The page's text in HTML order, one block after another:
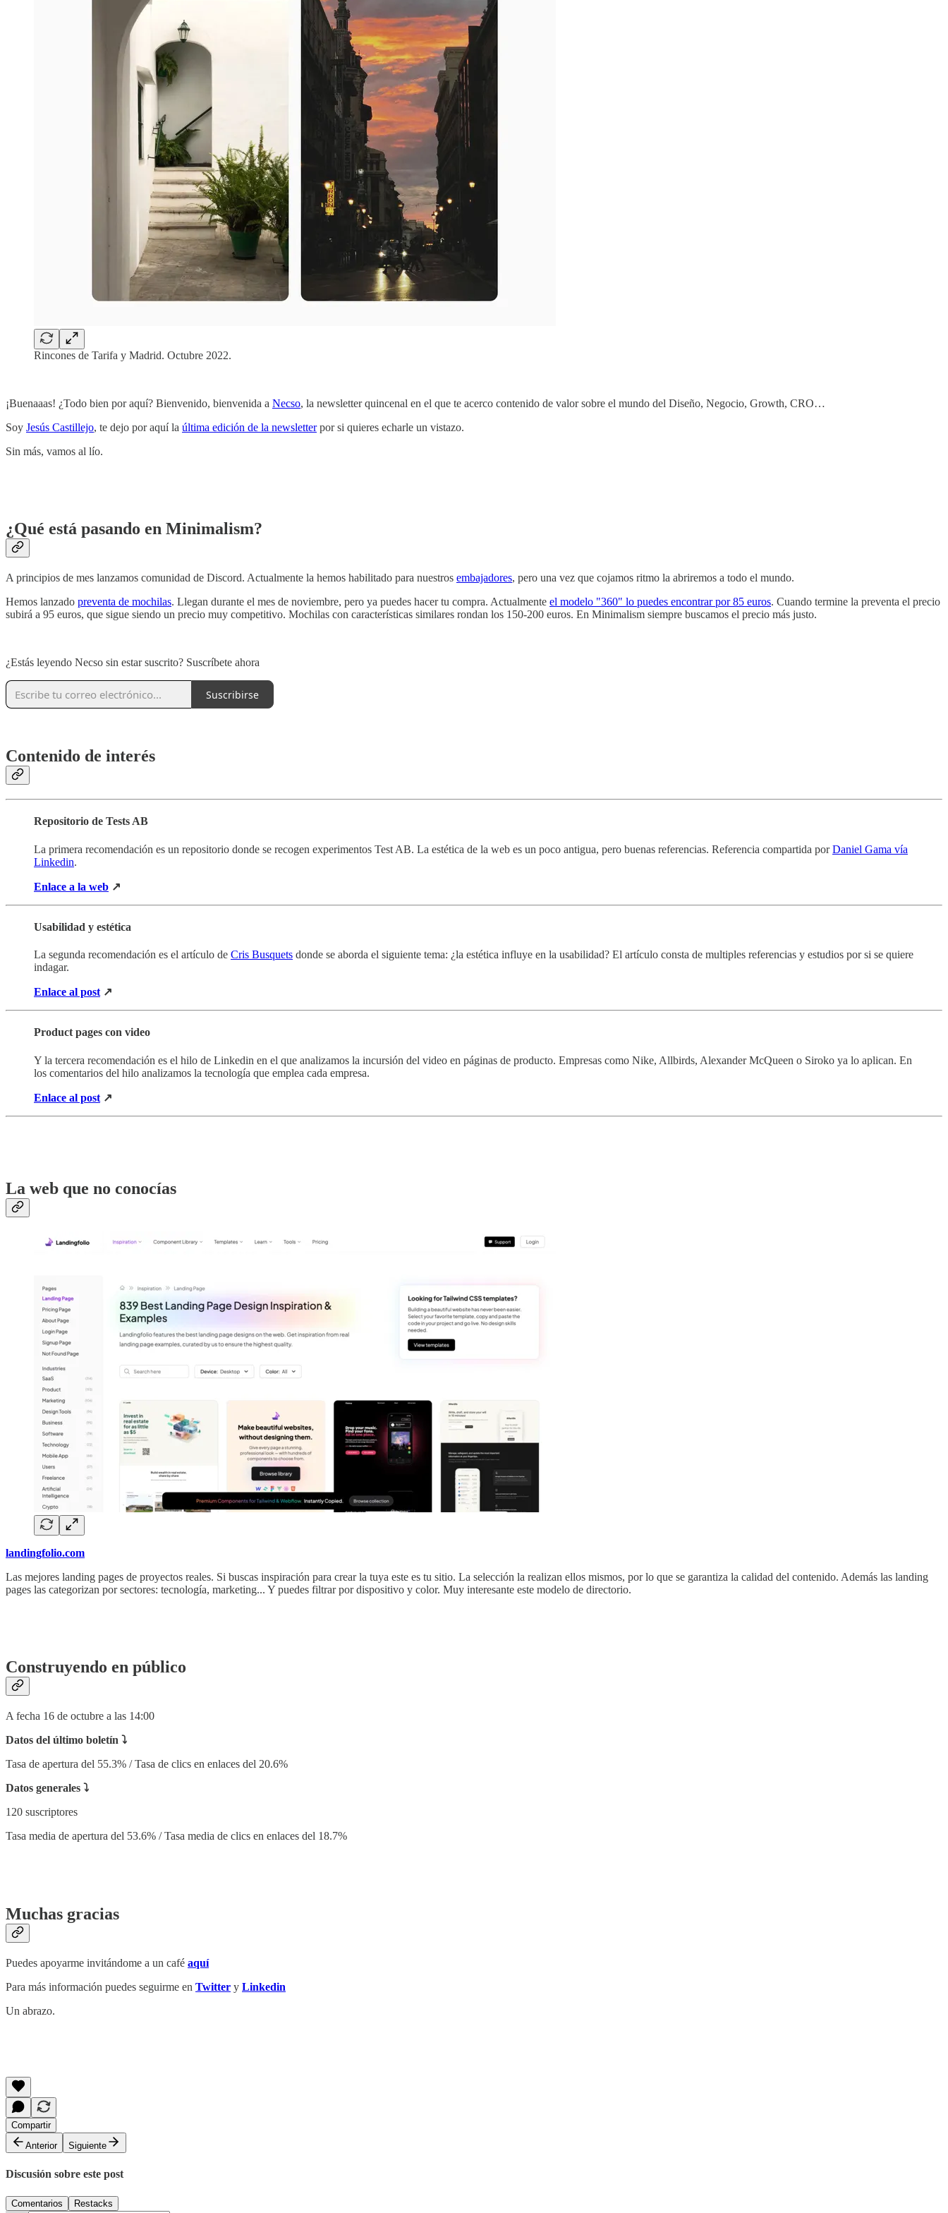
¡Buenaaas! ¿Todo bien por aquí? Bienvenido, bienvenida a Necso, la newsletter quincenal en el que te acerco contenido de valor sobre el mundo del Diseño, Negocio, Growth, CRO…
Soy Jesús Castillejo, te dejo por aquí la última edición de la newsletterpor si quieres echarle un vistazo.
Sin más, vamos al lío.
A principios de mes lanzamos comunidad de Discord. Actualmente la hemos habilitado para nuestros embajadores, pero una vez que cojamos ritmo la abriremos a todo el mundo.
Hemos lanzado preventa de mochilas. Llegan durante el mes de noviembre, pero ya puedes hacer tu compra. Actualmente el modelo "360" lo puedes encontrar por 85 euros. Cuando termine la preventa el precio
subirá a 95 euros, que sigue siendo un precio muy competitivo. Mochilas con características similares rondan los 150-200 euros. En Minimalism siempre buscamos el precio más justo.
¿Estás leyendo Necso sin estar suscrito? Suscríbete ahora
Suscribirse
Contenido de interés
Repositorio de Tests AB
La primera recomendación es un repositorio donde se recogen experimentos Test AB. La estética de la web es un poco antigua, pero buenas referencias. Referencia compartida porDaniel Gama vía
Linkedin.
Enlace a la web ↗
Usabilidad y estética
La segunda recomendación es el artículo de Cris Busquets donde se aborda el siguiente tema: ¿la estética influye en la usabilidad? El artículo consta de multiples referencias y estudios por si se quiere
indagar.
Enlace al post ↗
Product pages con video
Y la tercera recomendación es el hilo de Linkedin en el que analizamos la incursión del video en páginas de producto. Empresas como Nike, Allbirds, Alexander McQueen o Siroko ya lo aplican. En
los comentarios del hilo analizamos la tecnología que emplea cada empresa.
Enlace al post ↗
La web que no conocías
landingfolio.com
Las mejores landing pages de proyectos reales. Si buscas inspiración para crear la tuya este es tu sitio. La selección la realizan ellos mismos, por lo que se garantiza la calidad del contenido. Además las landing
pages las categorizan por sectores: tecnología, marketing... Y puedes filtrar por dispositivo y color. Muy interesante este modelo de directorio.
Construyendo en público
A fecha 16 de octubre a las 14:00
Datos del último boletín ⤵
Tasa de apertura del 55.3% / Tasa de clics en enlaces del 20.6%
Datos generales ⤵
120 suscriptores
Tasa media de apertura del 53.6% / Tasa media de clics en enlaces del 18.7%
Muchas gracias
‏Puedes apoyarme invitándome a un café aquí
Para más información puedes seguirme en Twitter y Linkedin
Un abrazo.
Compartir
Anterior
Siguiente
Discusión sobre este post
Comentarios Restacks